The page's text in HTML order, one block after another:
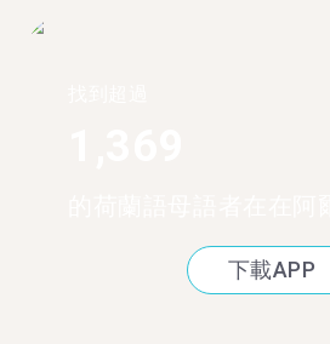
下載APP